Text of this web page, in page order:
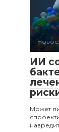
ИИ
Может